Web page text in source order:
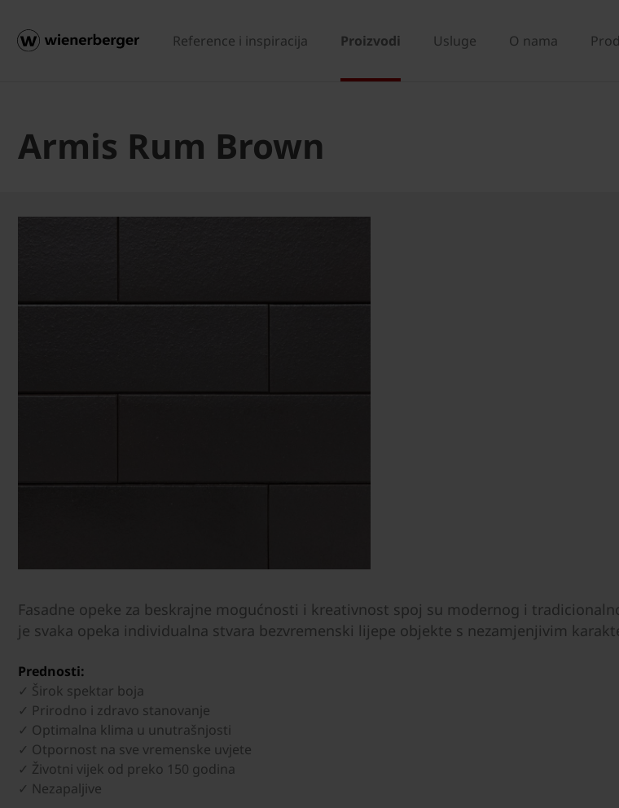
Reference i inspiracija Proizvodi Usluge O nama
Armis Rum Brown
Fasadne opeke za beskrajne mogućnosti i kreativnost spoj su modernog i
je svaka opeka individualna stvara bezvremenski lijepe objekte s nezamjenjivim
Prednosti:
✓ Širok spektar boja
✓ Prirodno i zdravo stanovanje
✓ Optimalna klima u unutrašnjosti
✓ Otpornost na sve vremenske uvjete
✓ Životni vijek od preko 150 godina
✓ Nezapaljive